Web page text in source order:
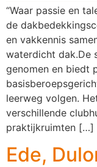
“Waar passie en
de
en vakkennis
waterdicht dak.De
genomen en biedt
leerweg volgen.
verschillende
praktijkruimten […]
Ede,